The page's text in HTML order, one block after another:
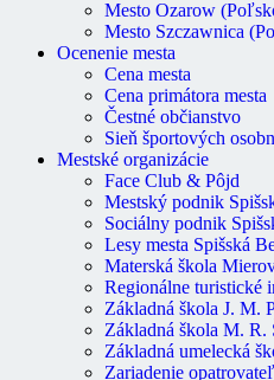
Mesto Ozarow
Mesto Szczawnica
Ocenenie mesta
Cena mesta
Cena primátora mesta
Čestné občianstvo
Sieň športových
Mestské organizácie
Face Club & Pôjd
Mestský podnik
Sociálny podnik
Lesy mesta Spišská
Materská škola
Regionálne turistické
Základná škola J. M.
Základná škola M. R.
Základná umelecká
Zariadenie